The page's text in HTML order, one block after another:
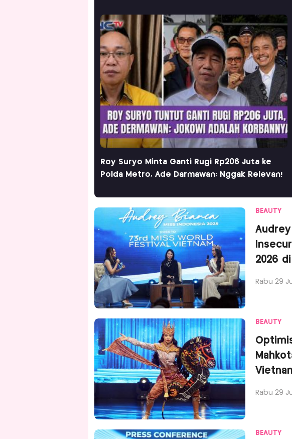
Roy Suryo Minta Ganti Rugi Rp206 Juta ke
Polda Metro, Ade Darmawan: Nggak Relevan!
BEAUTY
2026
Rabu 29
BEAUTY
Rabu 29
BEAUTY